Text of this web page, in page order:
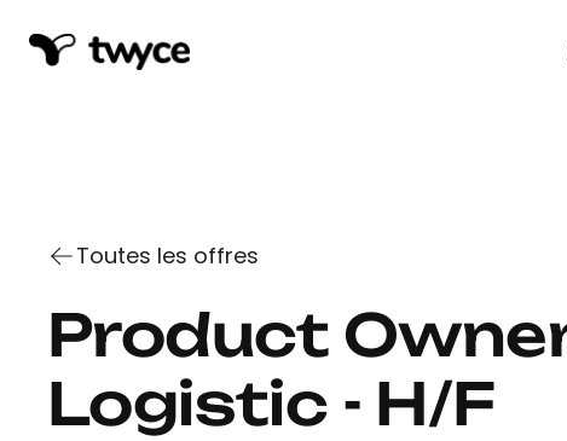
Toutes les offres
Product
Logistic - H/F